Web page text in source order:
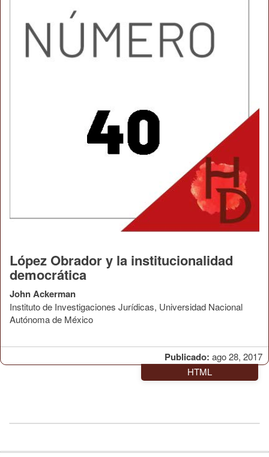
Publicado: ago 28, 2017
López Obrador y la institucionalidad
democrática
John Ackerman
Instituto de Investigaciones Jurídicas, Universidad Nacional
Autónoma de México
HTML